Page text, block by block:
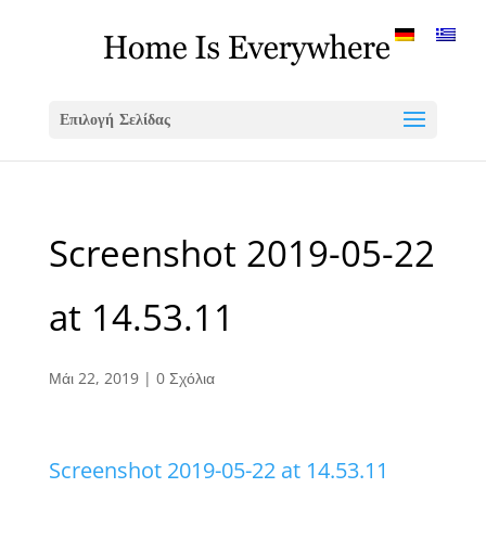
Επιλογή Σελίδας
Screenshot 2019-05-22
at 14.53.11
Μάι 22, 2019| 0 Σχόλια
Screenshot 2019-05-22 at 14.53.11